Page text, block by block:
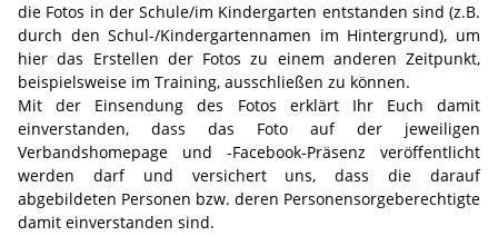
die Fotos in der Schule/im Kindergarten entstanden sind (z.B.
durch den Schul-/Kindergartennamen im Hintergrund), um
hier das Erstellen der Fotos zu einem anderen Zeitpunkt,
beispielsweise im Training, ausschließen zu können.
Mit der Einsendung des Fotos erklärt Ihr Euch damit
einverstanden, dass das Foto auf der jeweiligen
Verbandshomepage und -Facebook-Präsenz veröffentlicht
werden darf und versichert uns, dass die darauf
abgebildeten Personen bzw. deren Personensorgeberechtigte
damit einverstanden sind.